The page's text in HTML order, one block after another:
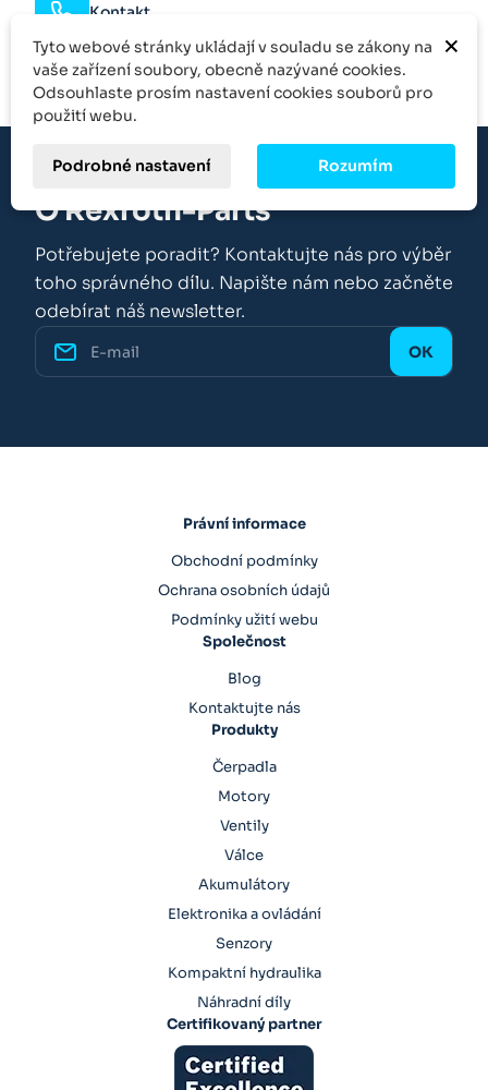
Kontakt
O Rexroth-Parts
Potřebujete poradit? Kontaktujte nás pro výběr
toho správného dílu. Napište nám nebo začněte
odebírat náš newsletter.
Právní informace
Obchodní podmínky
Ochrana osobních údajů
Podmínky užití webu
Společnost
Blog
Kontaktujte nás
Produkty
Čerpadla
Motory
Ventily
Válce
Akumulátory
Elektronika a ovládání
Senzory
Kompaktní hydraulika
Náhradní díly
Certifikovaný partner
×
Tyto webové stránky ukládají v souladu se zákony na
vaše zařízení soubory, obecně nazývané cookies.
Odsouhlaste prosím nastavení cookies souborů pro
použití webu.
Podrobné nastavení Rozumím